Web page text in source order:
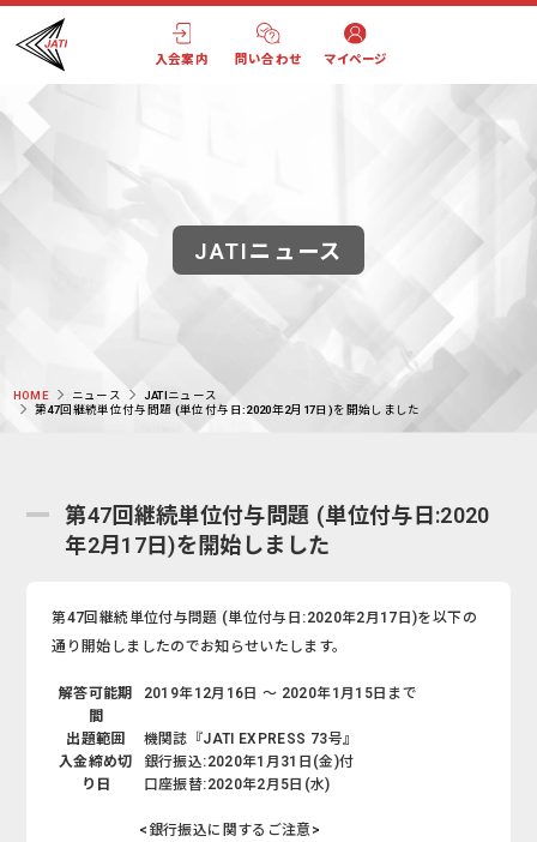
入会案内 問い合わせ マイページ
JATIニュース
HOME ニュース
JATIニュース
第47回継続単位付与問題 (単位付与日:2020年2月17日)を開始しました
第47回継続単位付与問題 (単位付与日:2020
年2月17日)を開始しました
第47回継続単位付与問題 (単位付与日:2020年2月17日)を以下の
通り開始しましたのでお知らせいたします。
解答可能期
間
2019年12月16日 ～ 2020年1月15日まで
出題範囲
機関誌『JATI EXPRESS 73号』
入金締め切
り日
銀行振込:2020年1月31日(金)付
口座振替:2020年2月5日(水)
<銀行振込に関するご注意>